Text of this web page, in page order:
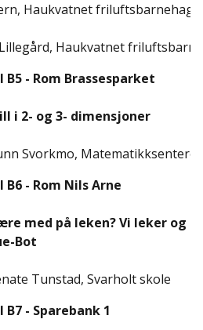
, Haukvatnet
Haukvatnet
B5 - Rom Brassesparket
i 2- og 3- dimensjoner
Svorkmo, Matematikksenteret
B6 - Rom Nils Arne
med på leken? Vi leker og
Bot
Tunstad, Svarholt skole
- Sparebank 1